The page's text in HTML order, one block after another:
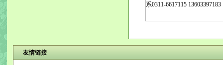
系0311-6617115 13603397183
友情链接